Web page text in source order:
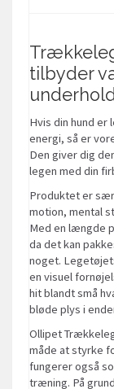
tilbyder
Hvis din hund
energi, så er
Den giver dig
legen med din
Produktet er
motion, mental
Med en længde
da det kan
noget.
en visuel
hit blandt små
bløde plys i
Ollipet
måde at styrke
fungerer også
træning. På